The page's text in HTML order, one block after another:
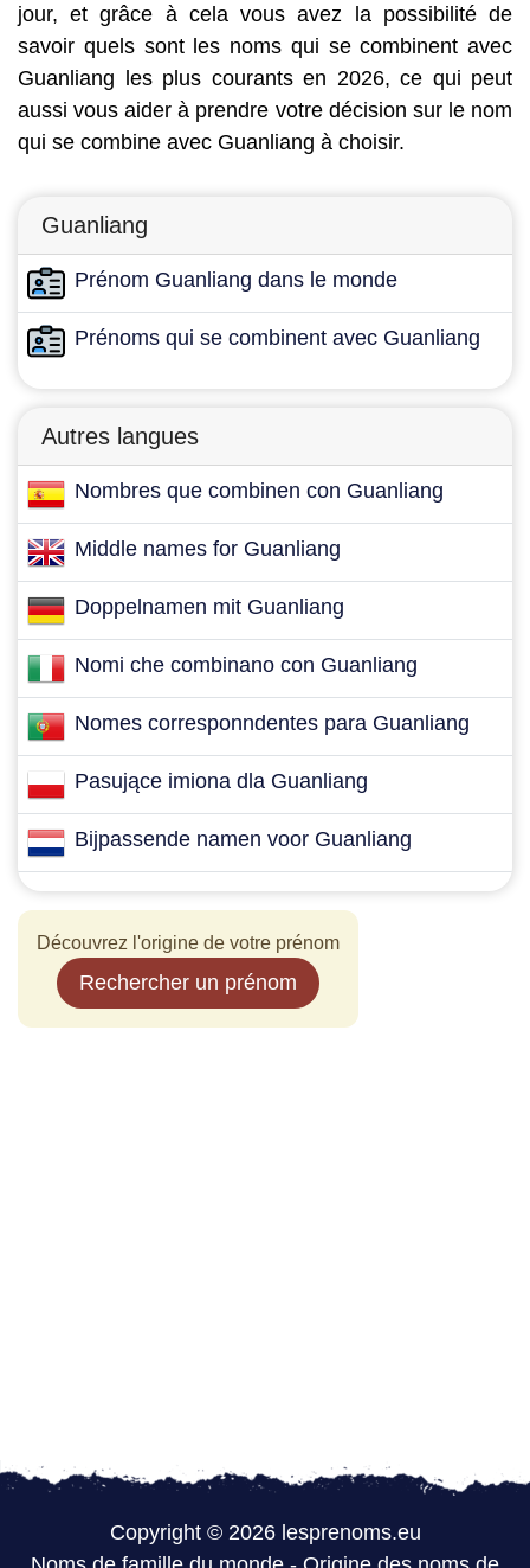
jour, et grâce à cela vous avez la possibilité de
savoir quels sont les noms qui se combinent avec
Guanliang les plus courants en 2026, ce qui peut
aussi vous aider à prendre votre décision sur le nom
qui se combine avec Guanliang à choisir.
Guanliang
Prénom Guanliang dans le monde
Prénoms qui se combinent avec Guanliang
Autres langues
Nombres que combinen con Guanliang
Middle names for Guanliang
Doppelnamen mit Guanliang
Nomi che combinano con Guanliang
Nomes corresponndentes para Guanliang
Pasujące imiona dla Guanliang
Bijpassende namen voor Guanliang
Découvrez l'origine de votre prénom
Rechercher un prénom
Copyright © 2026 lesprenoms.eu